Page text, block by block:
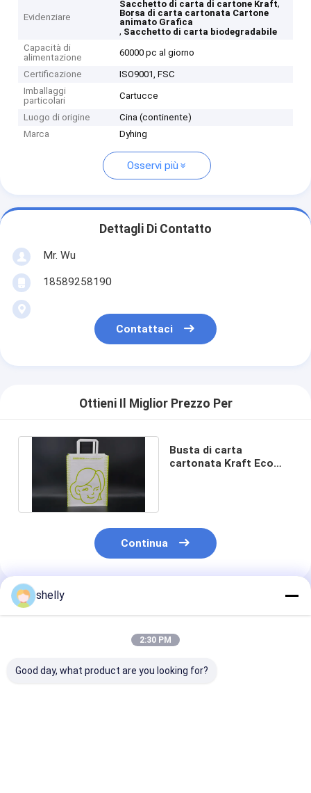
Evidenziare
Sacchetto di carta di cartone Kraft,
Borsa di carta cartonata Cartone
animato Grafica
, Sacchetto di carta biodegradabile
Capacità di
alimentazione
60000 pc al giorno
Certificazione
ISO9001, FSC
Imballaggi
particolari
Cartucce
Luogo di origine
Cina (continente)
Marca
Dyhing
Osservi più
Dettagli Di Contatto
Mr. Wu
18589258190
Contattaci
Ottieni Il Miglior Prezzo Per
Busta di carta
cartonata Kraft Eco
Continua
Prodotti Raccomandati
shelly
2:30 PM
Good day, what product are you looking for?